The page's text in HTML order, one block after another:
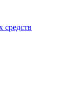
средств